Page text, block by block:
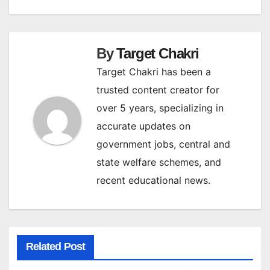
ByTarget Chakri
Target Chakri has been a
trusted content creator for
over 5 years, specializing in
accurate updates on
government jobs, central and
state welfare schemes, and
recent educational news.
Related Post